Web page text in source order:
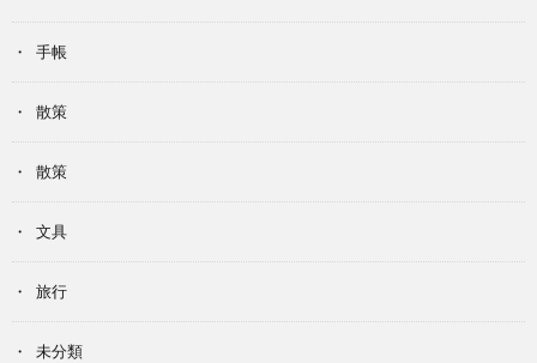
手帳
散策
散策
文具
旅行
未分類